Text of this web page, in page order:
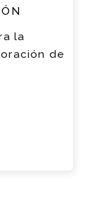
la
de